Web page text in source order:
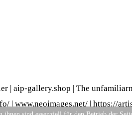
| aip-gallery.shop | The
| www.neoimages.net/ | https://